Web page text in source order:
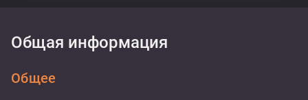
Общая информация
Общее